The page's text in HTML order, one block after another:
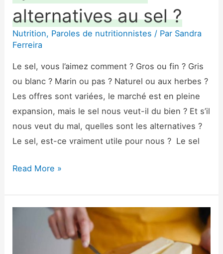
alternatives au sel ?
Nutrition, Paroles de nutritionnistes / Par Sandra
Ferreira
Le sel, vous l’aimez comment ? Gros ou fin ? Gris
ou blanc ? Marin ou pas ? Naturel ou aux herbes ?
Les offres sont variées, le marché est en pleine
expansion, mais le sel nous veut-il du bien ? Et s’il
nous veut du mal, quelles sont les alternatives ?
Le sel, est-ce vraiment utile pour nous ? Le sel
Read More »
margarines